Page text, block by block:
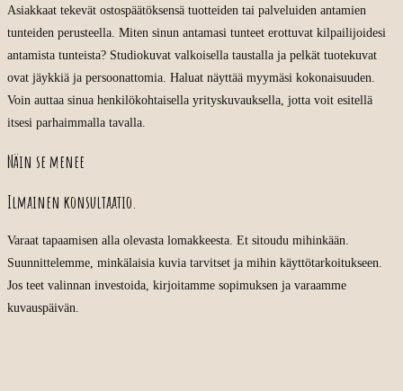
Asiakkaat tekevät ostospäätöksensä tuotteiden tai palveluiden antamien
tunteiden perusteella. Miten sinun antamasi tunteet erottuvat kilpailijoidesi
antamista tunteista? Studiokuvat valkoisella taustalla ja pelkät tuotekuvat
ovat jäykkiä ja persoonattomia. Haluat näyttää myymäsi kokonaisuuden.
Voin auttaa sinua henkilökohtaisella yrityskuvauksella, jotta voit esitellä
itsesi parhaimmalla tavalla.
Näin se menee
Ilmainen konsultaatio.
Varaat tapaamisen alla olevasta lomakkeesta. Et sitoudu mihinkään.
Suunnittelemme, minkälaisia kuvia tarvitset ja mihin käyttötarkoitukseen.
Jos teet valinnan investoida, kirjoitamme sopimuksen ja varaamme
kuvauspäivän.